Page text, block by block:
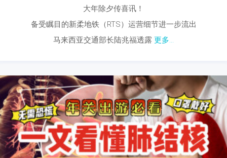
大年除夕传喜讯！
备受瞩目的新柔地铁（RTS）运营细节进一步流出
马来西亚交通部长陆兆福透露 更多...